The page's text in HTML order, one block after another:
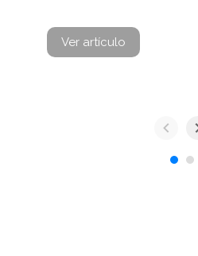
Ver artículo